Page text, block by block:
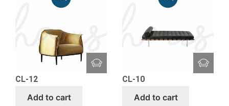
CL-12
Add to cart
CL-10
Add to cart